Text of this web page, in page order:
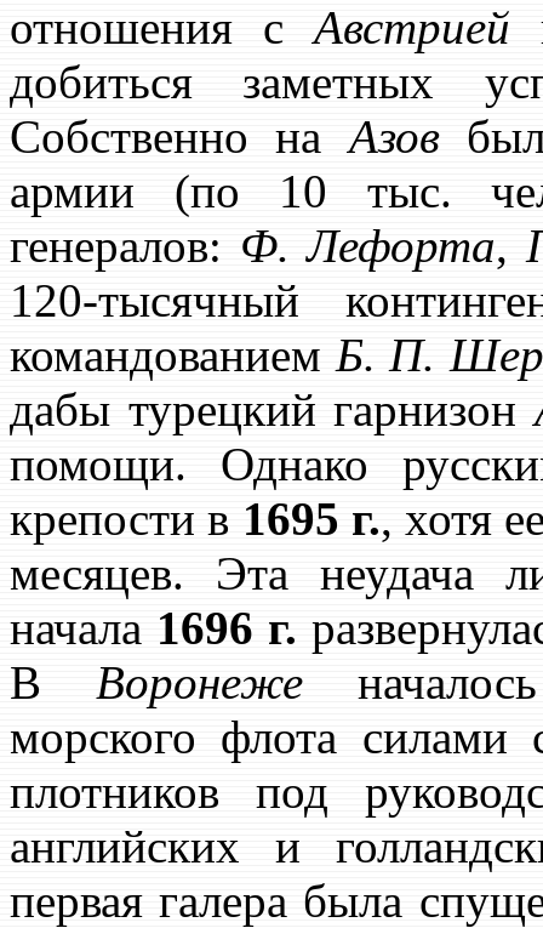
отношения сАвстрией
добиться заметных
Собственно наАзов
армии (по 10 тыс.
генералов: Ф. Лефорта,
120-тысячный
командованием Б. П.
дабы турецкий гарнизон
помощи. Однако
крепости в 1695 г., хотя
месяцев. Эта неудача
начала 1696 г.
В Воронеже
морского флота силами
плотников под
английских и
первая галера была